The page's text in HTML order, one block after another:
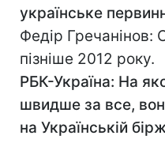
українське
Федір Гречанінов:
пізніше 2012 року.
РБК-Україна: На
швидше за все,
на Українській